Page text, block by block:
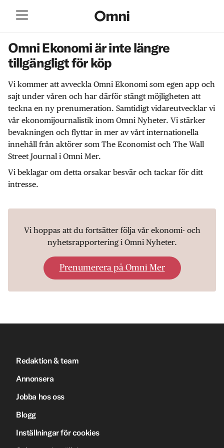
Omni Ekonomi är inte längre
tillgängligt för köp
Vi kommer att avveckla Omni Ekonomi som egen app och
sajt under våren och har därför stängt möjligheten att
teckna en ny prenumeration. Samtidigt vidareutvecklar vi
vår ekonomijournalistik inom Omni Nyheter. Vi stärker
bevakningen och flyttar in mer av vårt internationella
innehåll från aktörer som The Economist och The Wall
Street Journal i Omni Mer.
Vi beklagar om detta orsakar besvär och tackar för ditt
intresse.
Vi hoppas att du fortsätter följa vår ekonomi- och
nyhetsrapportering i Omni Nyheter.
Prenumerera på Omni Mer
Redaktion & team
Annonsera
Jobba hos oss
Blogg
Inställningar för cookies